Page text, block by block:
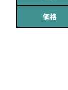
価格